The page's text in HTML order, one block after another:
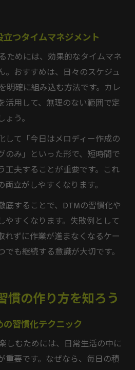
つタイムマネジメント
ためには、効果的なタイムマネ
。おすすめは、日々のスケジュ
明確に組み込む方法です。カレ
活用して、無理のない範囲で定
う。
して「今日はメロディー作成の
のみ」といった形で、短時間で
工夫することが重要です。これ
立がしやすくなります。
底することで、DTMの習慣化や
やすくなります。失敗例として
れずに作業が進まなくなるケー
も継続する意識が大切です。
慣の作り方を知ろう
習慣化テクニック
しむためには、日常生活の中に
重要です。なぜなら、毎日の積